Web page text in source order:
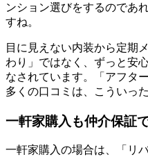
ンション選びをするのであ
すね。
目に見えない内装から定期
わり」ではなく、ずっと安
なされています。「アフタ
多くの口コミは、こういっ
一軒家購入も仲介保証
一軒家購入の場合は、「リ